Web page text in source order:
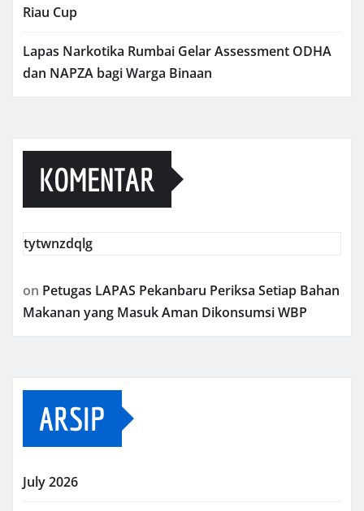
Riau Cup
Lapas Narkotika Rumbai Gelar Assessment ODHA
dan NAPZA bagi Warga Binaan
KOMENTAR
tytwnzdqlg
on Petugas LAPAS Pekanbaru Periksa Setiap Bahan
Makanan yang Masuk Aman Dikonsumsi WBP
ARSIP
July 2026